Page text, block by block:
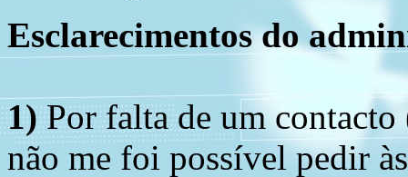
Esclarecimentos do
1) Por falta de um
não me foi possível pedir